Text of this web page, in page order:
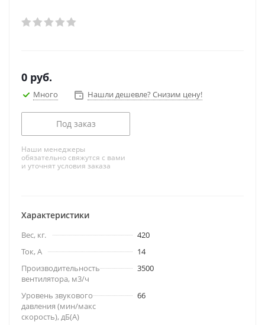
0 руб.
Много Нашли дешевле? Снизим цену!
Под заказ
Наши менеджеры
обязательно свяжутся с вами
и уточнят условия заказа
Характеристики
Вес, кг.
420
Ток, А
14
Производительность
вентилятора, м3/ч
3500
Уровень звукового
давления (мин/макс
скорость), дБ(A)
66